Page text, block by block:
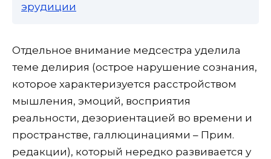
эрудиции
Отдельное внимание медсестра уделила
теме делирия (острое нарушение сознания,
которое характеризуется расстройством
мышления, эмоций, восприятия
реальности, дезориентацией во времени и
пространстве, галлюцинациями – Прим.
редакции), который нередко развивается у